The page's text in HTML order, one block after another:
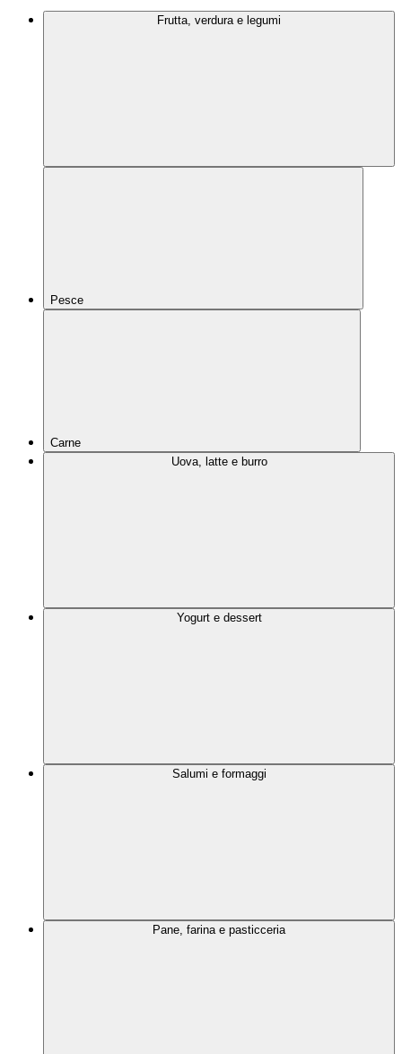
Frutta, verdura e legumi
Pesce
Carne
Uova, latte e burro
Yogurt e dessert
Salumi e formaggi
Pane, farina e pasticceria